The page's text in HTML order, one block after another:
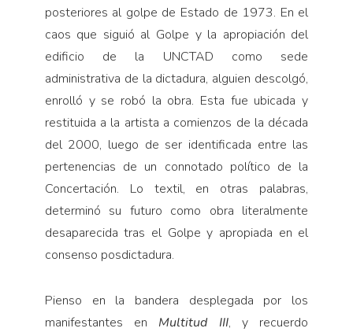
posteriores al golpe de Estado de 1973. En el
caos que siguió al Golpe y la apropiación del
edificio de la UNCTAD como sede
administrativa de la dictadura, alguien descolgó,
enrolló y se robó la obra. Esta fue ubicada y
restituida a la artista a comienzos de la década
del 2000, luego de ser identificada entre las
pertenencias de un connotado político de la
Concertación. Lo textil, en otras palabras,
determinó su futuro como obra literalmente
desaparecida tras el Golpe y apropiada en el
consenso posdictadura.
Pienso en la bandera desplegada por los
manifestantes en Multitud III, y recuerdo